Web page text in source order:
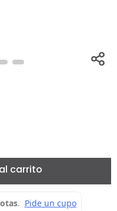
carrito